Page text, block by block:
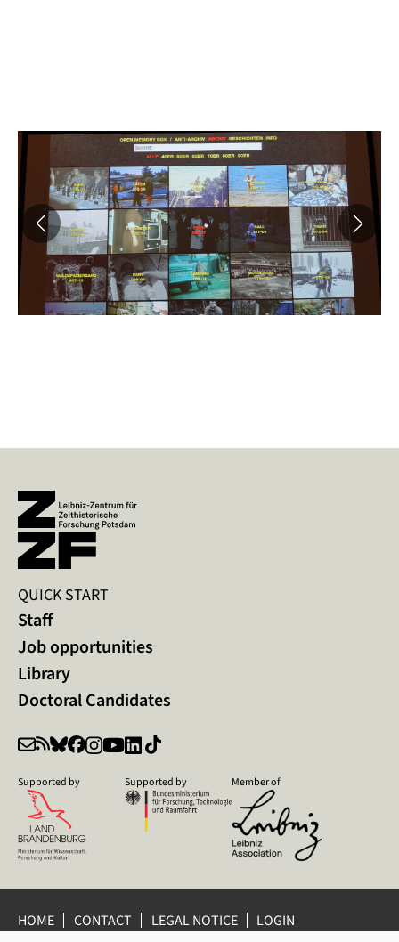
QUICK START
Staff
Job opportunities
Library
Doctoral Candidates
Supported by Supported by Member of
HOME CONTACT LEGAL NOTICE
LOGIN